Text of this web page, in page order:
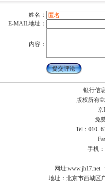
姓名：
E-MAIL地址：
内容：
银行信
版权所有
京
免
Tel：010-
手机：
网址:www.jh17.net
地址：北京市西城区